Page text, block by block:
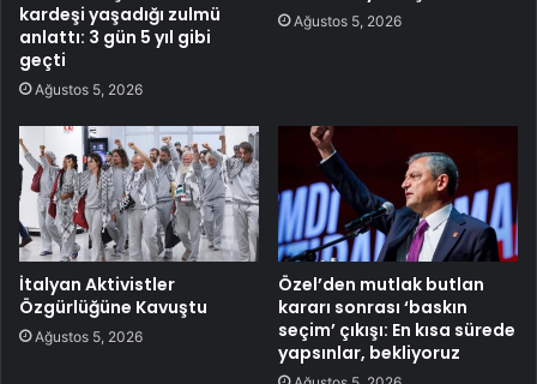
kardeşi yaşadığı zulmü
anlattı: 3 gün 5 yıl gibi
geçti
Ağustos 5, 2026
Ağustos 5, 2026
İtalyan Aktivistler
Özgürlüğüne Kavuştu
Ağustos 5, 2026
Özel’den mutlak butlan
kararı sonrası ‘baskın
seçim’ çıkışı: En kısa sürede
yapsınlar, bekliyoruz